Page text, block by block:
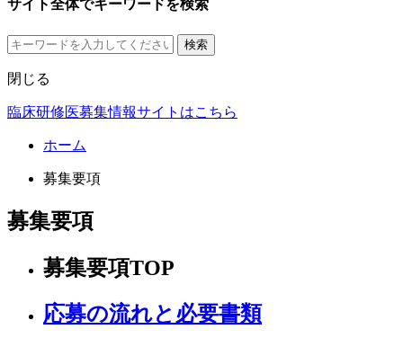
サイト全体でキーワードを検索
検索
閉じる
臨床研修医募集情報サイトはこちら
ホーム
募集要項
募集要項
募集要項TOP
応募の流れと必要書類